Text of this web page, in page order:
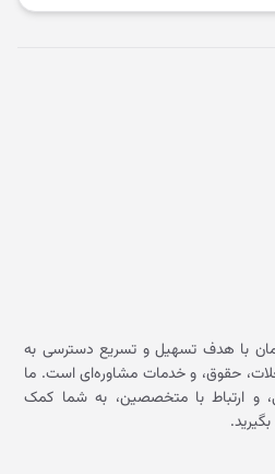
با هدف تسهیل و تسریع دسترسی به
حقوق، و خدمات مشاوره‌ای است. ما
و ارتباط با متخصصین، به شما کمک